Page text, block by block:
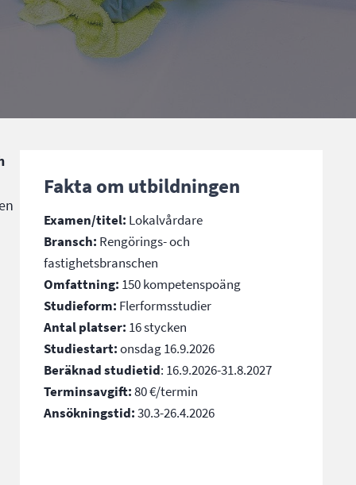
Fakta om utbildningen
Examen/titel: Lokalvårdare
Bransch: Rengörings- och
fastighetsbranschen
Omfattning: 150 kompetenspoäng
Studieform: Flerformsstudier
Antal platser: 16 stycken
Studiestart:onsdag 16.9.2026
Beräknad studietid: 16.9.2026-31.8.2027
Terminsavgift:80 €/termin
Ansökningstid:30.3-26.4.2026